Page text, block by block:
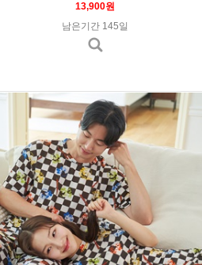
13,900원
남은기간 145일